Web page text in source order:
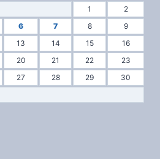
1
2
6 7 8
9
13 14 15
16
20 21 22
23
27 28 29
30